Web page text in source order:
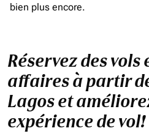
bien plus encore.
Réservez des vols
affaires à partir
Lagos et
expérience de vol!